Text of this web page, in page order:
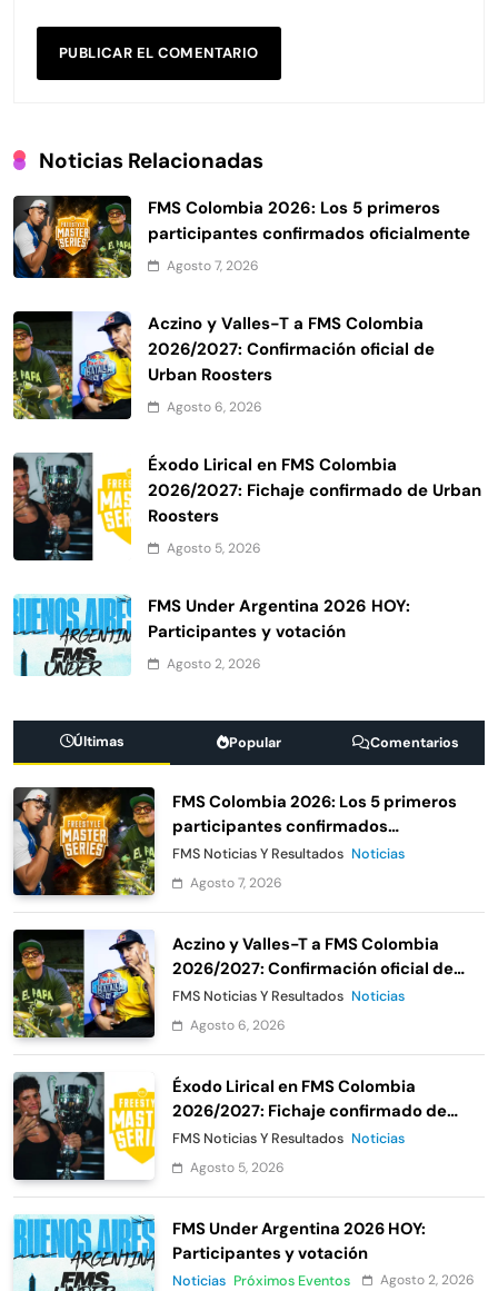
Noticias Relacionadas
FMS Colombia 2026: Los 5 primeros
participantes confirmados oficialmente
Agosto 7, 2026
Aczino y Valles-T a FMS Colombia
2026/2027: Confirmación oficial de
Urban Roosters
Agosto 6, 2026
Éxodo Lirical en FMS Colombia
2026/2027: Fichaje confirmado de Urban
Roosters
Agosto 5, 2026
FMS Under Argentina 2026 HOY:
Participantes y votación
Agosto 2, 2026
Últimas Popular Comentarios
FMS Colombia 2026: Los 5 primeros
participantes confirmados
oficialmente
FMS Noticias Y Resultados Noticias
Agosto 7, 2026
Aczino y Valles-T a FMS Colombia
2026/2027: Confirmación oficial de
Urban Roosters
FMS Noticias Y Resultados Noticias
Agosto 6, 2026
Éxodo Lirical en FMS Colombia
2026/2027: Fichaje confirmado de
Urban Roosters
FMS Noticias Y Resultados Noticias
Agosto 5, 2026
FMS Under Argentina 2026 HOY:
Participantes y votación
Noticias Próximos Eventos Agosto 2, 2026